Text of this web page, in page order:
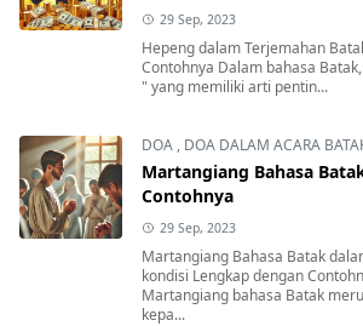
29 Sep, 2023
Hepeng dalam Terjemahan
Contohnya Dalam bahasa
" yang memiliki arti pentin...
DOA , DOA DALAM ACARA
Martangiang Bahasa
Contohnya
29 Sep, 2023
Martangiang Bahasa Batak
kondisi Lengkap dengan
Martangiang bahasa Batak
kepa...